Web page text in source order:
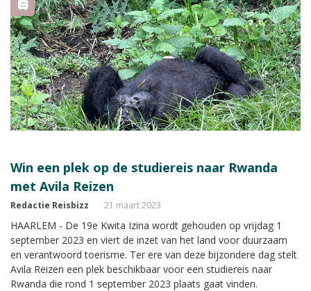
Win een plek op de studiereis naar Rwanda
met Avila Reizen
Redactie Reisbizz 21 maart 2023
HAARLEM - De 19e Kwita Izina wordt gehouden op vrijdag 1
september 2023 en viert de inzet van het land voor duurzaam
en verantwoord toerisme. Ter ere van deze bijzondere dag stelt
Avila Reizen een plek beschikbaar voor een studiereis naar
Rwanda die rond 1 september 2023 plaats gaat vinden.